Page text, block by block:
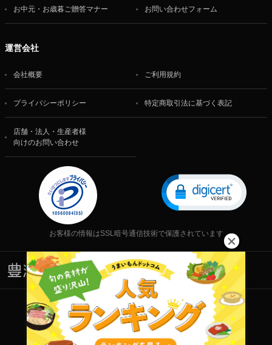
お中元・お歳暮ご贈答マナー お問い合わせフォーム
運営会社
会社概要 ご利用規約
プライバシーポリシー 特定商取引法に基づく表記
店舗・法人・生産者様
向けのお問い合わせ
お客様の情報はSSL暗号通信技術で保護されています
株式会社 食文化
Copyright © 2001-2026 株式会社 食文化 All rights reserved.
当サイト内の文章・画像等の一切の無断転載および転用を禁じます。